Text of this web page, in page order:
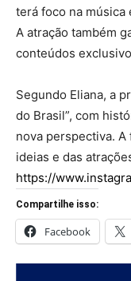
terá foco na música
A atração também
conteúdos
Segundo Eliana, a
do Brasil”, com
nova perspectiva.
ideias e das
https://
Compartilhe isso:
Facebook